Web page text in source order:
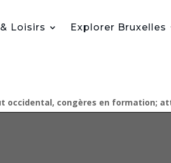
Loisirs Explorer Bruxelles
occidental, congères en formation;